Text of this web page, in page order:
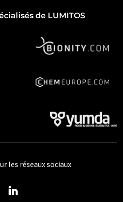
de LUMITOS
les réseaux sociaux